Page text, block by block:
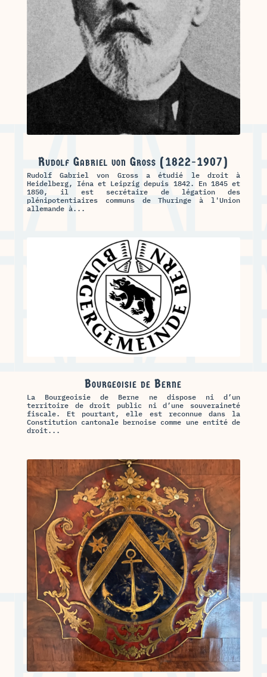
Rudolf Gabriel von Gross (1822-1907)
Rudolf Gabriel von Gross a étudié le droit à
Heidelberg, Iéna et Leipzig depuis 1842. En 1845 et
1850, il est secrétaire de légation des
plénipotentiaires communs de Thuringe à l'Union
allemande à...
Bourgeoisie de Berne
La Bourgeoisie de Berne ne dispose ni d’un
territoire de droit public ni d’une souveraineté
fiscale. Et pourtant, elle est reconnue dans la
Constitution cantonale bernoise comme une entité de
droit...